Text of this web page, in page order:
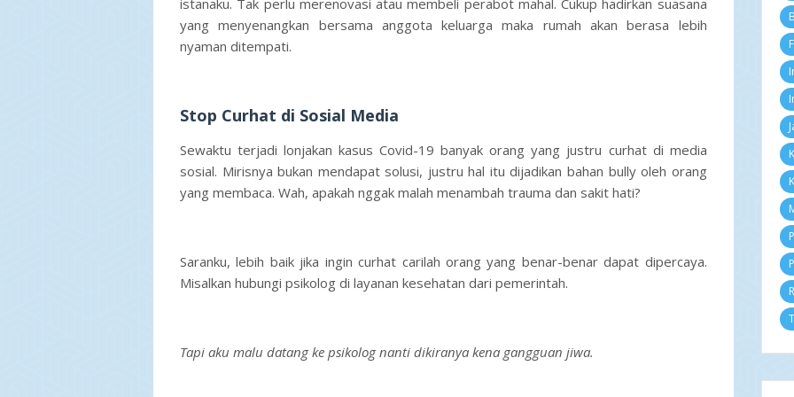
istanaku. Tak perlu merenovasi atau membeli perabot mahal. Cukup hadirkan suasana
yang menyenangkan bersama anggota keluarga maka rumah akan berasa lebih
nyaman ditempati.
Stop Curhat di Sosial Media
Sewaktu terjadi lonjakan kasus Covid-19 banyak orang yang justru curhat di media
sosial. Mirisnya bukan mendapat solusi, justru hal itu dijadikan bahan bully oleh orang
yang membaca. Wah, apakah nggak malah menambah trauma dan sakit hati?
Saranku, lebih baik jika ingin curhat carilah orang yang benar-benar dapat dipercaya.
Misalkan hubungi psikolog di layanan kesehatan dari pemerintah.
Tapi aku malu datang ke psikolog nanti dikiranya kena gangguan jiwa.